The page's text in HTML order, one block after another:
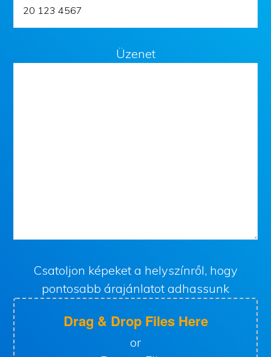
Üzenet
Csatoljon képeket a helyszínről, hogy
pontosabb árajánlatot adhassunk
Drag & Drop Files Here
or